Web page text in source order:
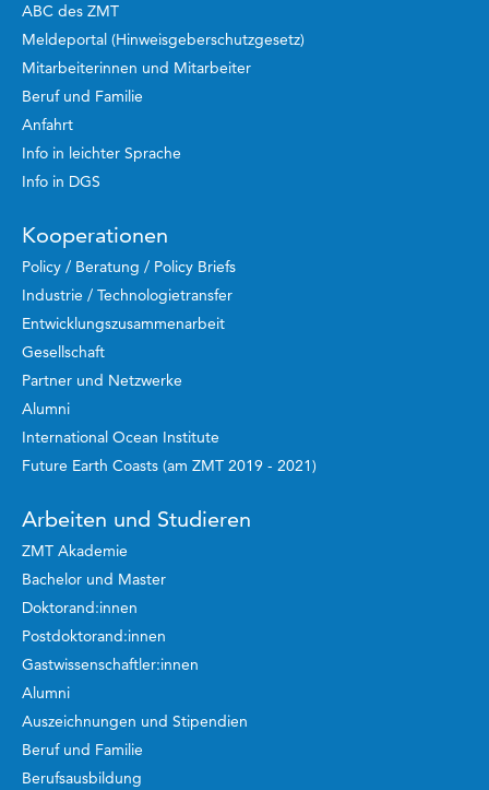
ABC des ZMT
Meldeportal (Hinweisgeberschutzgesetz)
Mitarbeiterinnen und Mitarbeiter
Beruf und Familie
Anfahrt
Info in leichter Sprache
Info in DGS
Kooperationen
Policy / Beratung / Policy Briefs
Industrie / Technologietransfer
Entwicklungszusammenarbeit
Gesellschaft
Partner und Netzwerke
Alumni
International Ocean Institute
Future Earth Coasts (am ZMT 2019 - 2021)
Arbeiten und Studieren
ZMT Akademie
Bachelor und Master
Doktorand:innen
Postdoktorand:innen
Gastwissenschaftler:innen
Alumni
Auszeichnungen und Stipendien
Beruf und Familie
Berufsausbildung